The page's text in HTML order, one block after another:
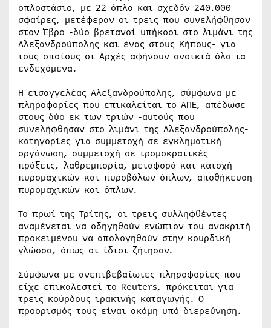
οπλοστάσιο, με 22 όπλα και σχεδόν 240.000
σφαίρες, μετέφεραν οι τρεις που συνελήφθησαν
στον Έβρο -δύο βρετανοί υπήκοοι στο λιμάνι της
Αλεξανδρούπολης και ένας στους Κήπους- για
τους οποίους οι Αρχές αφήνουν ανοικτά όλα τα
ενδεχόμενα.
Η εισαγγελέας Αλεξανδρούπολης, σύμφωνα με
πληροφορίες που επικαλείται το ΑΠΕ, απέδωσε
στους δύο εκ των τριών -αυτούς που
συνελήφθησαν στο λιμάνι της Αλεξανδρούπολης-
κατηγορίες για συμμετοχή σε εγκληματική
οργάνωση, συμμετοχή σε τρομοκρατικές
πράξεις, λαθρεμπορία, μεταφορά και κατοχή
πυρομαχικών και πυροβόλων όπλων, αποθήκευση
πυρομαχικών και όπλων.
Το πρωί της Τρίτης, οι τρεις συλληφθέντες
αναμένεται να οδηγηθούν ενώπιον του ανακριτή
προκειμένου να απολογηθούν στην κουρδική
γλώσσα, όπως οι ίδιοι ζήτησαν.
Σύμφωνα με ανεπιβεβαίωτες πληροφορίες που
είχε επικαλεστεί το Reuters, πρόκειται για
τρεις κούρδους ιρακινής καταγωγής. Ο
προορισμός τους είναι ακόμη υπό διερεύνηση.